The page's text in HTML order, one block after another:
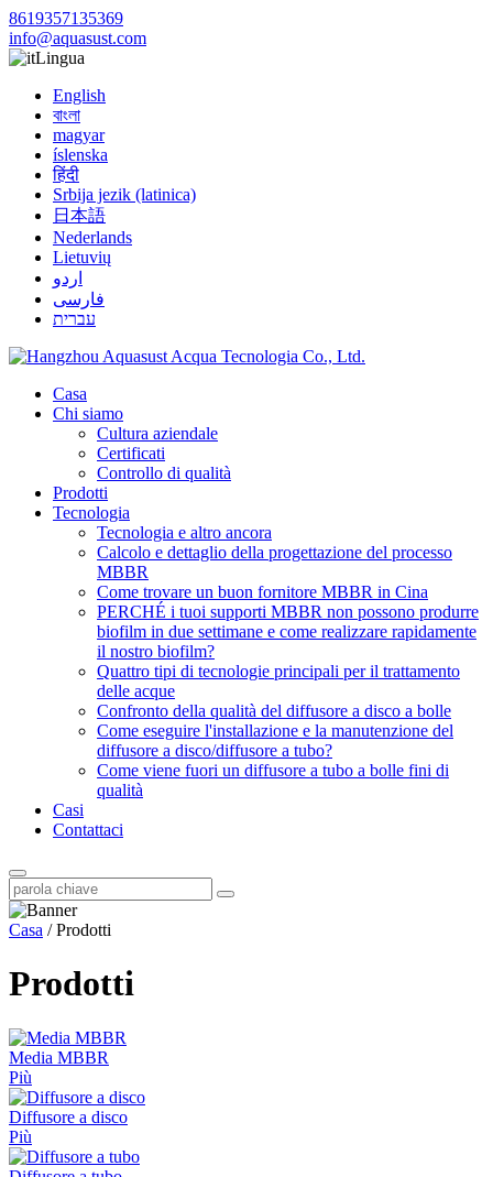
8619357135369
info@aquasust.com
Lingua
English
বাংলা
magyar
íslenska
हिंदी
Srbija jezik (latinica)
日本語
Nederlands
Lietuvių
اردو
فارسی
עברית
Casa
Chi siamo
Cultura aziendale
Certificati
Controllo di qualità
Prodotti
Tecnologia
Tecnologia e altro ancora
Calcolo e dettaglio della progettazione del processo
MBBR
Come trovare un buon fornitore MBBR in Cina
PERCHÉ i tuoi supporti MBBR non possono produrre
biofilm in due settimane e come realizzare rapidamente
il nostro biofilm?
Quattro tipi di tecnologie principali per il trattamento
delle acque
Confronto della qualità del diffusore a disco a bolle
Come eseguire l'installazione e la manutenzione del
diffusore a disco/diffusore a tubo?
Come viene fuori un diffusore a tubo a bolle fini di
qualità
Casi
Contattaci
Casa /Prodotti
Prodotti
Media MBBR
Più
Diffusore a disco
Più